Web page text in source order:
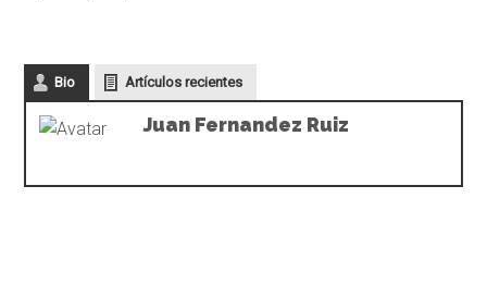
Bio Artículos recientes
Juan Fernandez Ruiz